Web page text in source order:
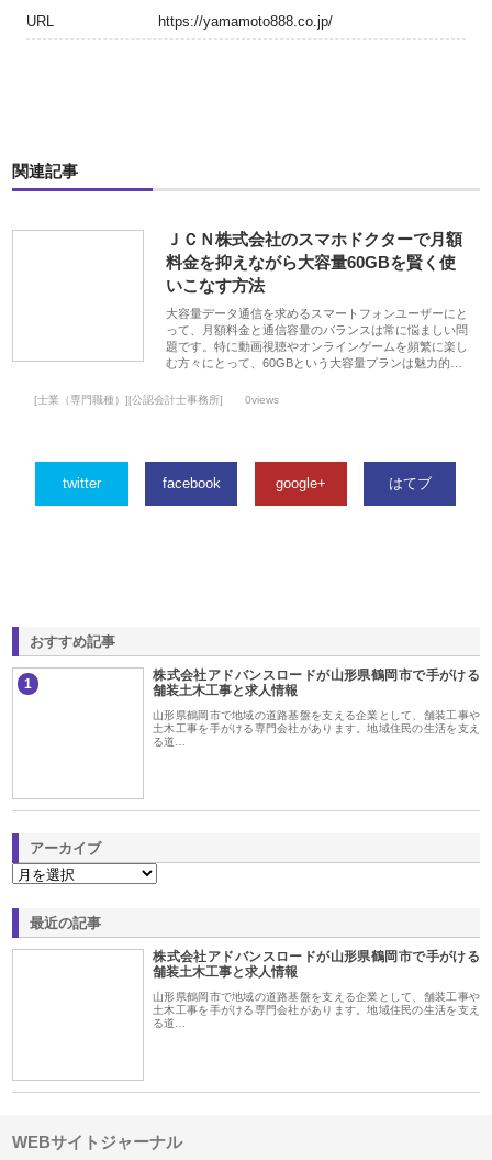
URL https://yamamoto888.co.jp/
関連記事
ＪＣＮ株式会社のスマホドクターで月額
料金を抑えながら大容量60GBを賢く使
いこなす方法
大容量データ通信を求めるスマートフォンユーザーにと
って、月額料金と通信容量のバランスは常に悩ましい問
題です。特に動画視聴やオンラインゲームを頻繁に楽し
む方々にとって、60GBという大容量プランは魅力的…
[士業（専門職種）][公認会計士事務所] 0views
twitter facebook google+ はてブ
おすすめ記事
1
株式会社アドバンスロードが山形県鶴岡市で手がける
舗装土木工事と求人情報
山形県鶴岡市で地域の道路基盤を支える企業として、舗装工事や
土木工事を手がける専門会社があります。地域住民の生活を支え
る道…
アーカイブ
最近の記事
株式会社アドバンスロードが山形県鶴岡市で手がける
舗装土木工事と求人情報
山形県鶴岡市で地域の道路基盤を支える企業として、舗装工事や
土木工事を手がける専門会社があります。地域住民の生活を支え
る道…
WEBサイトジャーナル